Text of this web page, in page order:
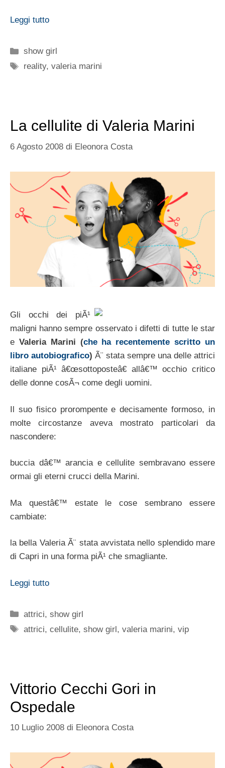
Leggi tutto
Categorie
show girl
Tag
reality,valeria marini
La cellulite di Valeria Marini
6 Agosto 2008 di Eleonora Costa
Gli occhi dei piÃ¹
maligni hanno sempre osservato i difetti di tutte le star
e Valeria Marini (che ha recentemente scritto un
libro autobiografico) Ã¨ stata sempre una delle attrici
italiane piÃ¹ â€œsottoposteâ€ allâ€™ occhio critico
delle donne cosÃ¬ come degli uomini.
Il suo fisico prorompente e decisamente formoso, in
molte circostanze aveva mostrato particolari da
nascondere:
buccia dâ€™ arancia e cellulite sembravano essere
ormai gli eterni crucci della Marini.
Ma questâ€™ estate le cose sembrano essere
cambiate:
la bella Valeria Ã¨ stata avvistata nello splendido mare
di Capri in una forma piÃ¹ che smagliante.
Leggi tutto
Categorie
attrici,show girl
Tag
attrici,cellulite,show girl,valeria marini,vip
Vittorio Cecchi Gori in
Ospedale
10 Luglio 2008 di Eleonora Costa